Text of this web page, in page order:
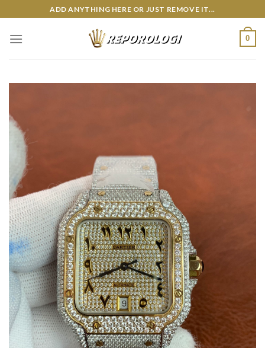
to
content
ADD ANYTHING HERE OR JUST REMOVE IT...
0